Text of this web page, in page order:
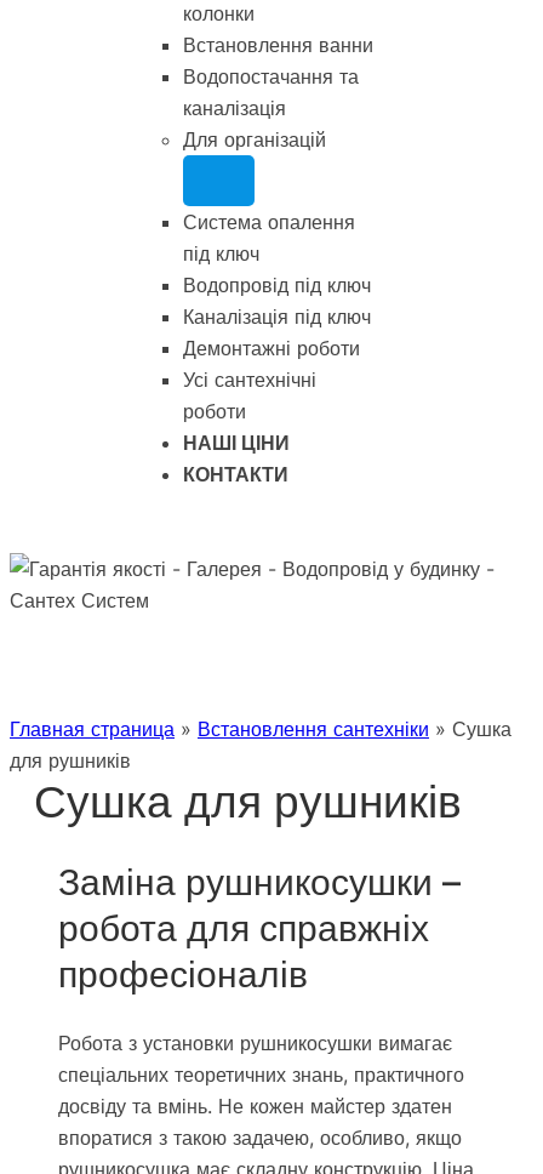
колонки
Встановлення ванни
Водопостачання та
каналізація
Для організацій
Система опалення
під ключ
Водопровід під ключ
Каналізація під ключ
Демонтажні роботи
Усі сантехнічні
роботи
НАШІ ЦІНИ
КОНТАКТИ
Главная страница » Встановлення сантехніки » Сушка
для рушників
Сушка для рушників
Заміна рушникосушки –
робота для справжніх
професіоналів
Робота з установки рушникосушки вимагає
спеціальних теоретичних знань, практичного
досвіду та вмінь. Не кожен майстер здатен
впоратися з такою задачею, особливо, якщо
рушникосушка має складну конструкцію. Ціна